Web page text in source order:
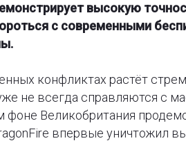
высокую
с современными
конфликтах растёт
не всегда справляются с
Великобритания
впервые уничтожил